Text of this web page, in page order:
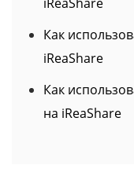
iReaShare
Как
на iReaShare